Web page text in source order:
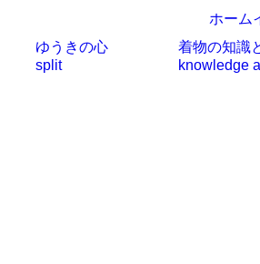
ホーム
ゆうきの心
split
着物の知識
knowledge